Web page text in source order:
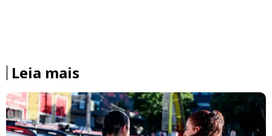
Leia mais